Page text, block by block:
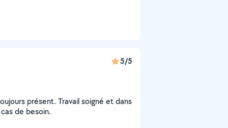
5/5
présent. Travail soigné et dans
de besoin.